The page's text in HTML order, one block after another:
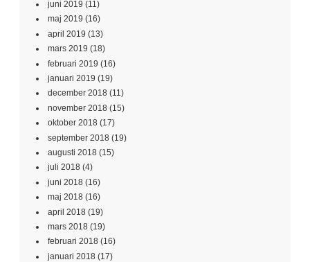
juni 2019 (11)
maj 2019 (16)
april 2019 (13)
mars 2019 (18)
februari 2019 (16)
januari 2019 (19)
december 2018 (11)
november 2018 (15)
oktober 2018 (17)
september 2018 (19)
augusti 2018 (15)
juli 2018 (4)
juni 2018 (16)
maj 2018 (16)
april 2018 (19)
mars 2018 (19)
februari 2018 (16)
januari 2018 (17)